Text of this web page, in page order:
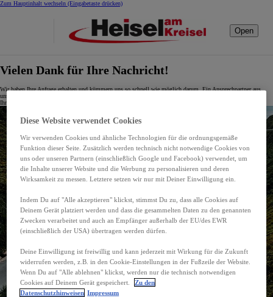
Zum Hauptinhalt wechseln (Eingabetaste drücken)
Open
Vielen Dank für Ihre Nachricht!
Wir haben Ihre Anfrage erhalten und kümmern uns so schnell wie möglich darum. Ein Ansprechpartner aus
unserem Team meldet sich in Kürze bei Ihnen.
Ihr Autohaus Heisel GmbH Team.
Diese Website verwendet Cookies
Wir verwenden Cookies und ähnliche Technologien für die ordnungsgemäße
Funktion dieser Seite. Zusätzlich werden technisch nicht notwendige Cookies von
uns oder unseren Partnern (einschließlich Google und Facebook) verwendet, um
die Inhalte unserer Website und die Werbung zu personalisieren und deren
Wirksamkeit zu messen. Letztere setzen wir nur mit Deiner Einwilligung ein.
Indem Du auf "Alle akzeptieren" klickst, stimmst Du zu, dass alle Cookies auf
Deinem Gerät platziert werden und dass die gesammelten Daten zu den genannten
Zwecken verarbeitet und auch an Empfänger außerhalb der EU/des EWR
(einschließlich der USA) übertragen werden dürfen.
Deine Einwilligung ist freiwillig und kann jederzeit mit Wirkung für die Zukunft
widerrufen werden, z.B. in den Cookie-Einstellungen in der Fußzeile der Website.
Wenn Du auf "Alle ablehnen" klickst, werden nur die technisch notwendigen
Cookies auf Deinem Gerät gespeichert.
Zu den
Datenschutzhinweisen Impressum